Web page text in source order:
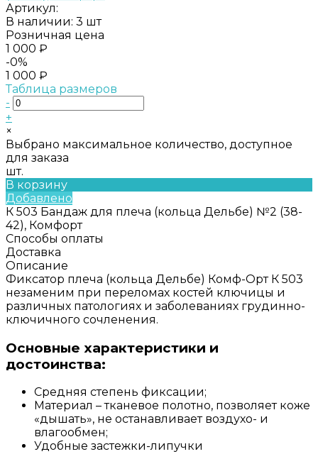
Артикул:
В наличии: 3 шт
Розничная цена
1 000 ₽
-0%
1 000 ₽
Таблица размеров
-
+
×
Выбрано максимальное количество, доступное
для заказа
шт.
В корзину
Добавлено
К 503 Бандаж для плеча (кольца Дельбе) №2 (38-
42), Комфорт
Способы оплаты
Доставка
Описание
Фиксатор плеча (кольца Дельбе) Комф-Орт К 503
незаменим при переломах костей ключицы и
различных патологиях и заболеваниях грудинно-
ключичного сочленения.
Основные характеристики и
достоинства:
Средняя степень фиксации;
Материал – тканевое полотно, позволяет коже
«дышать», не останавливает воздухо- и
влагообмен;
Удобные застежки-липучки